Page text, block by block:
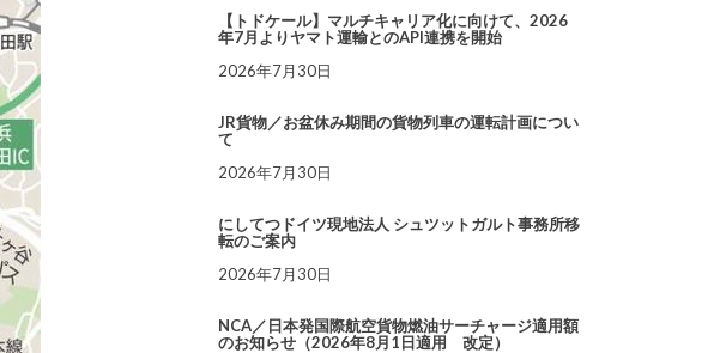
【トドケール】マルチキャリア化に向けて、2026
年7月よりヤマト運輸とのAPI連携を開始
2026年7月30日
JR貨物／お盆休み期間の貨物列車の運転計画につい
て
2026年7月30日
にしてつドイツ現地法人 シュツットガルト事務所移
転のご案内
2026年7月30日
NCA／日本発国際航空貨物燃油サーチャージ適用額
のお知らせ（2026年8月1日適用 改定）